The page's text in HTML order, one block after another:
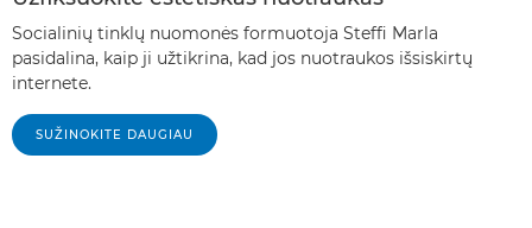
Socialinių tinklų nuomonės formuotoja Steffi Marla
pasidalina, kaip ji užtikrina, kad jos nuotraukos išsiskirtų
internete.
SUŽINOKITE DAUGIAU